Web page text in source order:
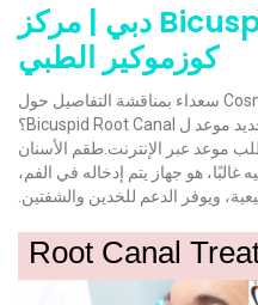
Bicuspid Root Canal دبي | مركز
كوزموكير الطبي
سيكون أطباؤنا وموظفونا في Cosmocare سعداء بمناقشة التفاصيل حول
ذلك Bicuspid Root Canal معك.لتحديد موعد ل Bicuspid Root Canal؟
على 04-3798747 أو طلب موعد عبر الإنترنت.طقم الأسنان
هو جهاز يتم إدخاله في الفم،
ويوفر الدعم للخدين والشفتين.